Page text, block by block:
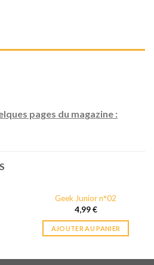
pages du magazine :
Geek Junior n°02
4,99€
AJOUTER AU PANIER